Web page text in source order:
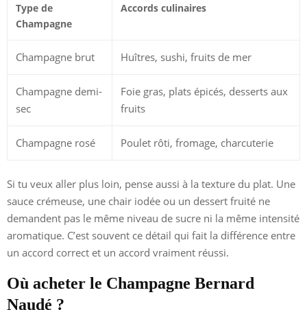
Type de
Champagne
Accords culinaires
Champagne brut Huîtres, sushi, fruits de mer
Champagne demi-
sec
Foie gras, plats épicés, desserts aux
fruits
Champagne rosé Poulet rôti, fromage, charcuterie
Si tu veux aller plus loin, pense aussi à la texture du plat. Une
sauce crémeuse, une chair iodée ou un dessert fruité ne
demandent pas le même niveau de sucre ni la même intensité
aromatique. C’est souvent ce détail qui fait la différence entre
un accord correct et un accord vraiment réussi.
Où acheter le Champagne Bernard
Naudé ?